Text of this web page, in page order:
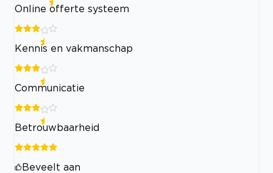
Online offerte systeem
Kennis en vakmanschap
Communicatie
Betrouwbaarheid
Beveelt aan